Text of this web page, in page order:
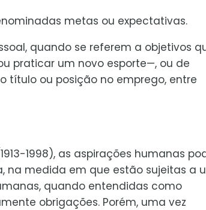
metas ou expectativas.
quando se referem a objetivos
praticar um novo esporte—, ou de
ou posição no emprego, entre
1998), as aspirações humanas
na medida em que estão sujeitas a
quando entendidas como
obrigações. Porém, uma vez